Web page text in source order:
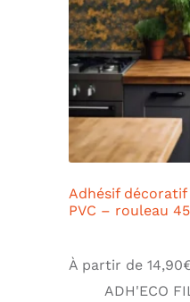
Adhésif décoratif
PVC – rouleau
À partir de 14,90
ADH'ECO